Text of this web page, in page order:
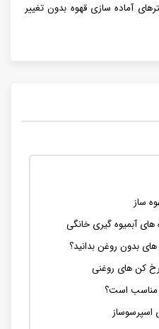
آماده سازی قهوه بدون تغییر
ساز
بدون روغن بدانید؟
کن های روغنی
مناسب است؟